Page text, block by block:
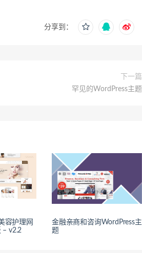
分享到：
下一篇
罕见的WordPress主题
容护理网
– v2.2
金融亲商和咨询WordPress主
题